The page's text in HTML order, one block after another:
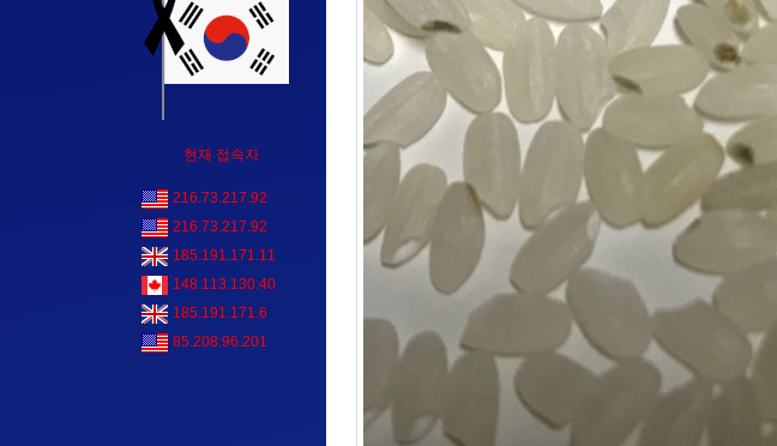
현재 접속자
216.73.217.92
216.73.217.92
185.191.171.11
148.113.130.40
185.191.171.6
85.208.96.201